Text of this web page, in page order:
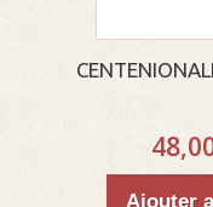
Ajouter